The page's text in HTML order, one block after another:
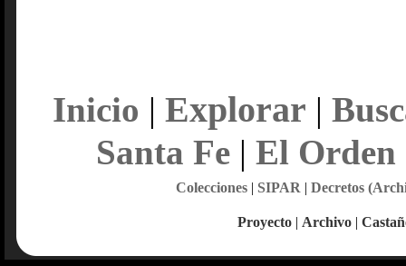
Inicio | Explorar |
Santa Fe| El Orden
Colecciones| SIPAR | Decretos
Proyecto | Archivo |